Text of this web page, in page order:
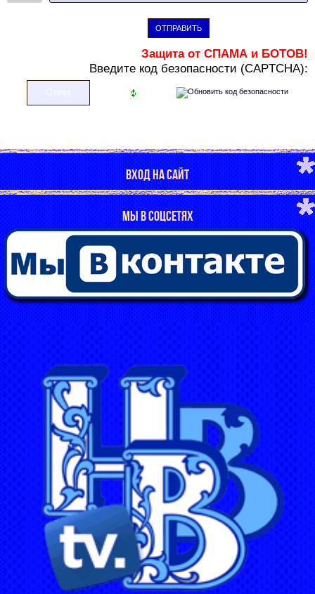
ОТПРАВИТЬ
Защита от СПАМА и БОТОВ!
Введите код безопасности (CAPTCHA):
ВХОД НА САЙТ
МЫ В СОЦСЕТЯХ